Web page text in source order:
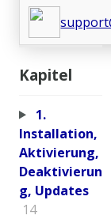
Kapitel
1.
Installation,
Aktivierung,
Deaktivierun
g, Updates
14